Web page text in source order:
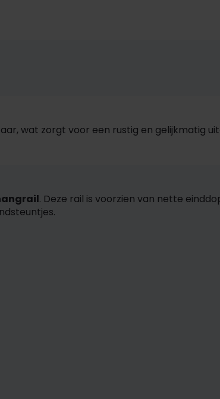
wat zorgt voor een rustig en gelijkmatig
. Deze rail is voorzien van nette